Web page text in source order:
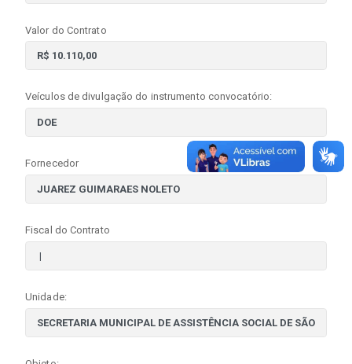
Valor do Contrato
Veículos de divulgação do instrumento convocatório:
Fornecedor
Fiscal do Contrato
Unidade: